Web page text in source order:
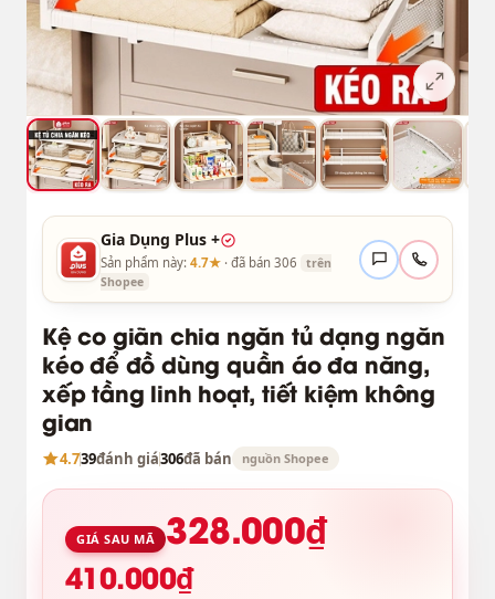
Gia Dụng Plus +
Sản phẩm này: 4.7★· đã bán 306
trên
Shopee
Kệ co giãn chia ngăn tủ dạng ngăn
kéo để đồ dùng quần áo đa năng,
xếp tầng linh hoạt, tiết kiệm không
gian
4.739đánh giá306đã bán nguồn Shopee
GIÁ SAU MÃ 328.000₫
410.000₫